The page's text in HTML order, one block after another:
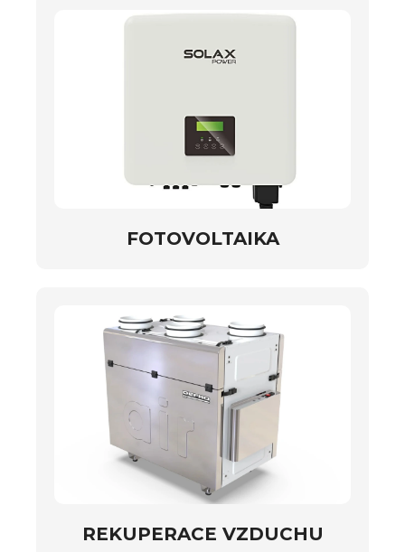
FOTOVOLTAIKA
REKUPERACE VZDUCHU